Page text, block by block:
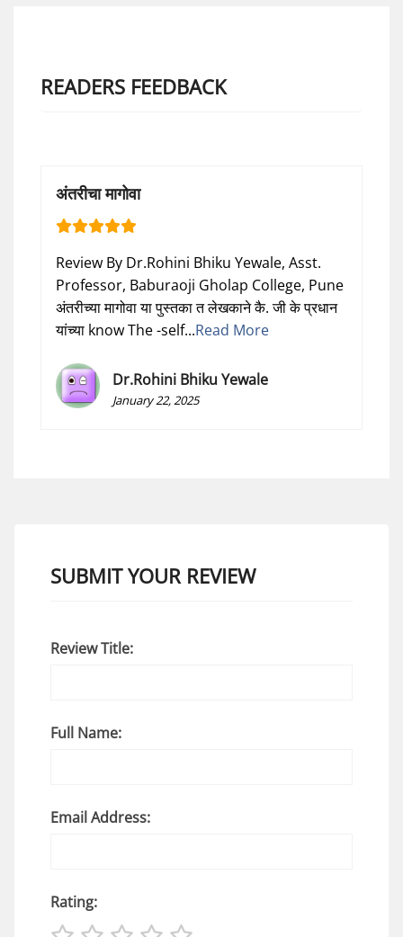
READERS FEEDBACK
अंतरीचा मागोवा
Review By Dr.Rohini Bhiku Yewale, Asst.
Professor, Baburaoji Gholap College, Pune
अंतरीच्या मागोवा या पुस्तका त लेखकाने कै. जी के प्रधान
यांच्या know The -self...Read More
Dr.Rohini Bhiku Yewale
January 22, 2025
SUBMIT YOUR REVIEW
Review Title:
Full Name:
Email Address:
Rating: